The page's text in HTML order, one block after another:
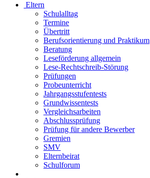
Eltern
Schulalltag
Termine
Übertritt
Berufsorientierung und Praktikum
Beratung
Leseförderung allgemein
Lese-Rechtschreib-Störung
Prüfungen
Probeunterricht
Jahrgangsstufentests
Grundwissentests
Vergleichsarbeiten
Abschlussprüfung
Prüfung für andere Bewerber
Gremien
SMV
Elternbeirat
Schulforum